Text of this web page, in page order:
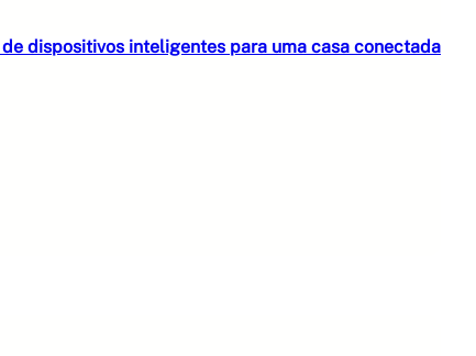
dispositivos inteligentes para uma casa conectada